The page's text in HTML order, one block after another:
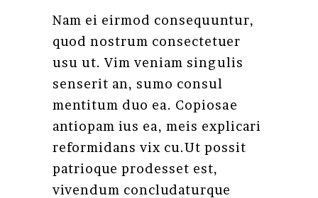
Nam ei eirmod consequuntur,
quod nostrum consectetuer
usu ut. Vim veniam singulis
senserit an, sumo consul
mentitum duo ea. Copiosae
antiopam ius ea, meis explicari
reformidans vix cu.Ut possit
patrioque prodesset est,
vivendum concludaturque